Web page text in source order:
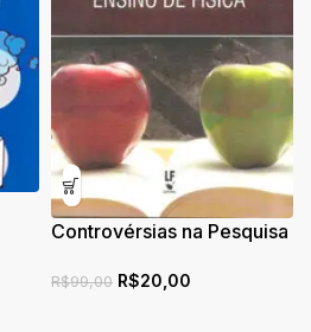
Controvérsias na Pesquisa
R$99,00 R$20,00